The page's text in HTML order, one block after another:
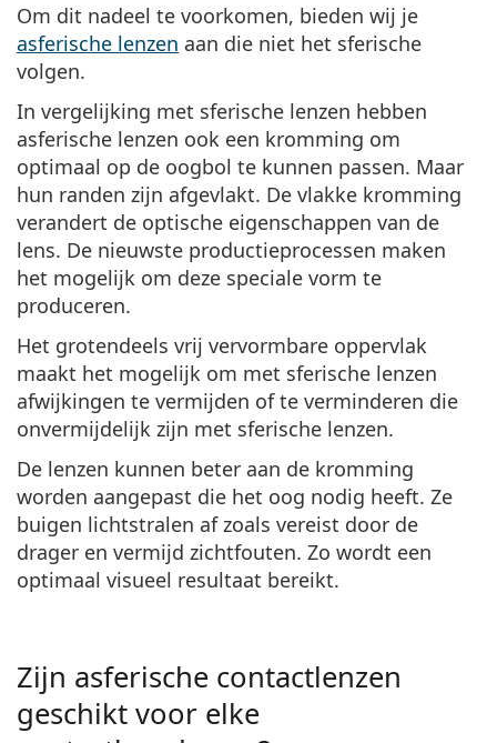
Om dit nadeel te voorkomen, bieden wij je
asferische lenzen aan die niet het sferische
volgen.
In vergelijking met sferische lenzen hebben
asferische lenzen ook een kromming om
optimaal op de oogbol te kunnen passen. Maar
hun randen zijn afgevlakt. De vlakke kromming
verandert de optische eigenschappen van de
lens. De nieuwste productieprocessen maken
het mogelijk om deze speciale vorm te
produceren.
Het grotendeels vrij vervormbare oppervlak
maakt het mogelijk om met sferische lenzen
afwijkingen te vermijden of te verminderen die
onvermijdelijk zijn met sferische lenzen.
De lenzen kunnen beter aan de kromming
worden aangepast die het oog nodig heeft. Ze
buigen lichtstralen afzoals vereist door de
drager en vermijd zichtfouten. Zo wordt een
optimaal visueel resultaat bereikt.
Zijn asferische contactlenzen
geschikt voor elke